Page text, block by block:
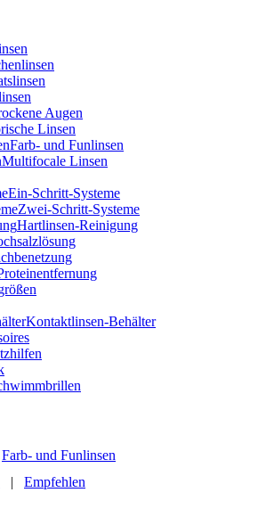
Augen
Linsen
Farb- und Funlinsen
Multifocale Linsen
Ein-Schritt-Systeme
Zwei-Schritt-Systeme
Hartlinsen-Reinigung
Kontaktlinsen-Behälter
Farb- und Funlinsen
| Empfehlen